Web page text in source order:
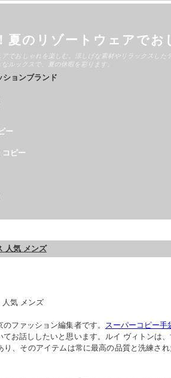
夏のリゾートウェアでお
アでおしゃれを楽しむ。涼しげな素材やリラックスし
ルックスで、夏の休暇を彩ります。
ションブランド
ー
コピー
人気 メンズ
人気 メンズ
ファッション編集者です。 スーパーコピー手
てお話ししたいと思います。ルイ ヴィトンは
り、そのアイテムは常に最高の品質と洗練さ